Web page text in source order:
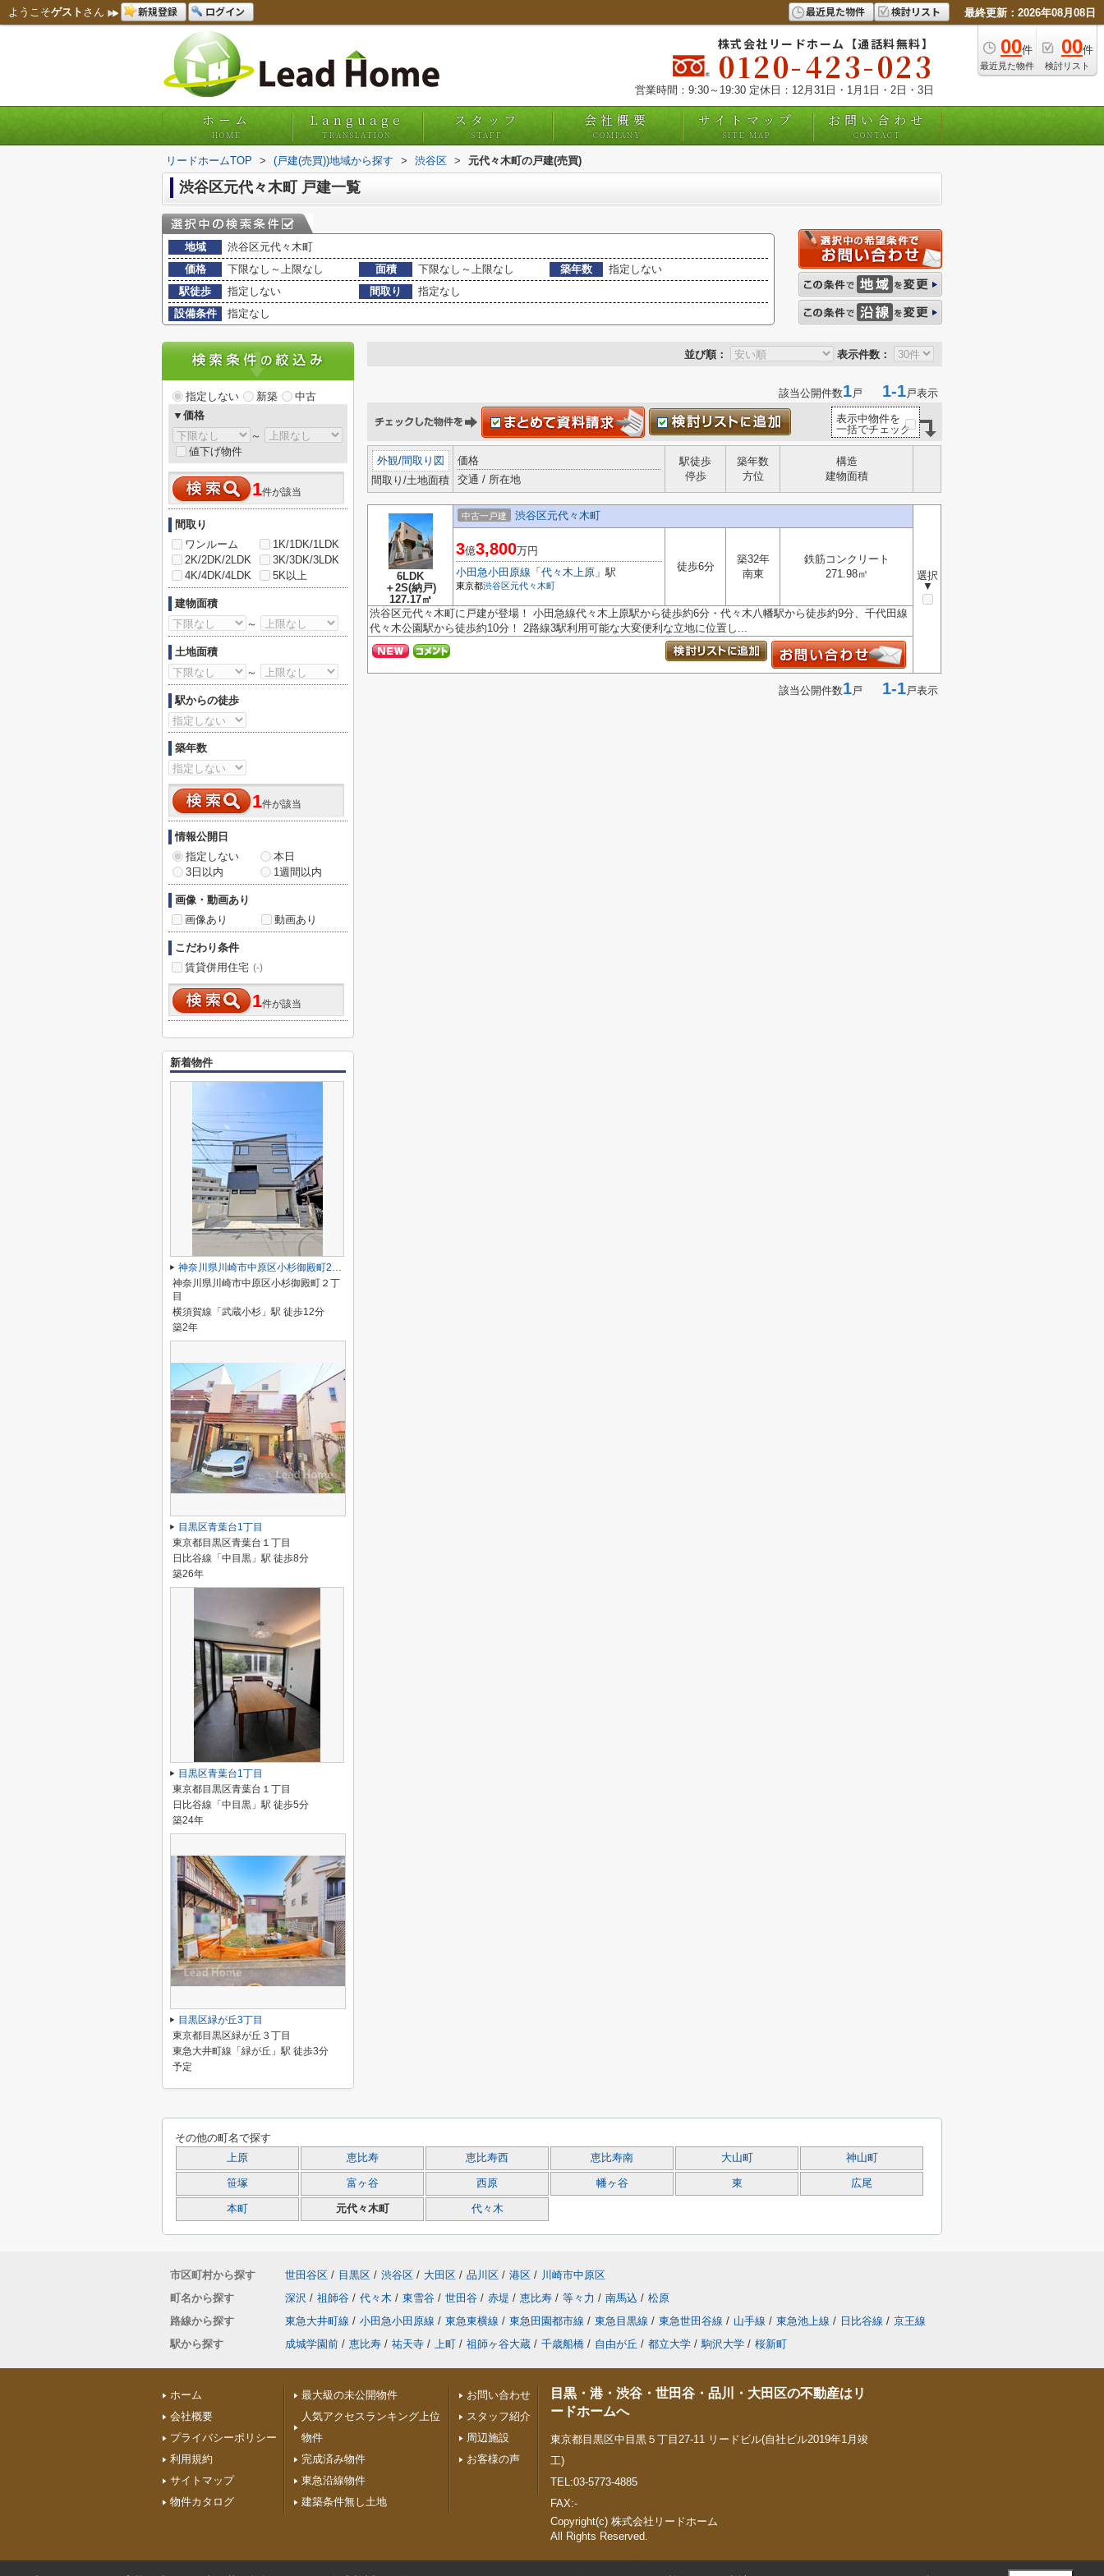
ようこそゲスト さん 新規登録 ログイン 最近見た物件 検討リスト 最終更新：2026年08月08日
00件
最近見た物件
00件
検討リスト
株式会社リードホーム【通話料無料】
0120-423-023
営業時間：9:30～19:30 定休日：12月31日・1月1日・2日・3日
ホーム
HOME
Language
TRANSLATION
スタッフ
STAFF
会社概要
COMPANY
サイトマップ
SITE MAP
お問い合わせ
CONTACT
リードホームTOP > (戸建(売買))地域から探す > 渋谷区 > 元代々木町の戸建(売買)
渋谷区元代々木町 戸建一覧
地域
渋谷区元代々木町
価格
下限なし～上限なし 面積 下限なし～上限なし 築年数
指定しない
駅徒歩
指定しない 間取り
指定なし
設備条件
指定なし
並び順： 表示件数：
該当公開件数1戸 1-1戸表示
表示中物件を
一括でチェック
外観/間取り図
間取り/土地面積
価格
交通 / 所在地
駅徒歩
停歩
築年数
方位
構造
建物面積
6LDK
＋2S(納戸)
127.17㎡
中古一戸建 渋谷区元代々木町
選択
▼
3億3,800万円
小田急小田原線 「 代々木上原 」駅
東京都渋谷区元代々木町
徒歩6分
築32年
南東
鉄筋コンクリート
271.98㎡
渋谷区元代々木町に戸建が登場！ 小田急線代々木上原駅から徒歩約6分・代々木八幡駅から徒歩約9分、千代田線
代々木公園駅から徒歩約10分！ 2路線3駅利用可能な大変便利な立地に位置し...
該当公開件数1戸 1-1戸表示
指定しない 新築
中古
▼価格
～
値下げ物件
1件が該当
間取り
ワンルーム
1K/1DK/1LDK
2K/2DK/2LDK
3K/3DK/3LDK
4K/4DK/4LDK
5K以上
建物面積
～
土地面積
～
駅からの徒歩
築年数
1件が該当
情報公開日
指定しない
本日
3日以内
1週間以内
画像・動画あり
画像あり
動画あり
こだわり条件
賃貸併用住宅 (-)
1件が該当
新着物件
神奈川県川崎市中原区小杉御殿町2丁目
神奈川県川崎市中原区小杉御殿町２丁
目
横須賀線「武蔵小杉」駅 徒歩12分
築2年
目黒区青葉台1丁目
東京都目黒区青葉台１丁目
日比谷線「中目黒」駅 徒歩8分
築26年
目黒区青葉台1丁目
東京都目黒区青葉台１丁目
日比谷線「中目黒」駅 徒歩5分
築24年
目黒区緑が丘3丁目
東京都目黒区緑が丘３丁目
東急大井町線「緑が丘」駅 徒歩3分
予定
その他の町名で探す
上原 恵比寿 恵比寿西 恵比寿南 大山町 神山町
笹塚 富ヶ谷 西原 幡ヶ谷 東 広尾
本町 元代々木町 代々木
市区町村から探す 世田谷区 / 目黒区 / 渋谷区 / 大田区 / 品川区 / 港区 / 川崎市中原区
町名から探す
深沢 / 祖師谷 / 代々木 / 東雪谷 / 世田谷 / 赤堤 / 恵比寿 / 等々力 / 南馬込 / 松原
路線から探す
東急大井町線 / 小田急小田原線 / 東急東横線 / 東急田園都市線 / 東急目黒線 / 東急世田谷線 / 山手線 / 東急池上線 / 日比谷線 / 京王線
駅から探す
成城学園前 / 恵比寿 / 祐天寺 / 上町 / 祖師ヶ谷大蔵 / 千歳船橋 / 自由が丘 / 都立大学 / 駒沢大学 / 桜新町
ホーム
会社概要
プライバシーポリシー
利用規約
サイトマップ
物件カタログ
最大級の未公開物件
人気アクセスランキング上位
物件
完成済み物件
東急沿線物件
建築条件無し土地
お問い合わせ
スタッフ紹介
周辺施設
お客様の声
目黒・港・渋谷・世田谷・品川・大田区の不動産はリ
ードホームへ
東京都目黒区中目黒５丁目27-11 リードビル(自社ビル2019年1月竣
工)
TEL:03-5773-4885
FAX:-
Copyright(c) 株式会社リードホーム
All Rights Reserved.